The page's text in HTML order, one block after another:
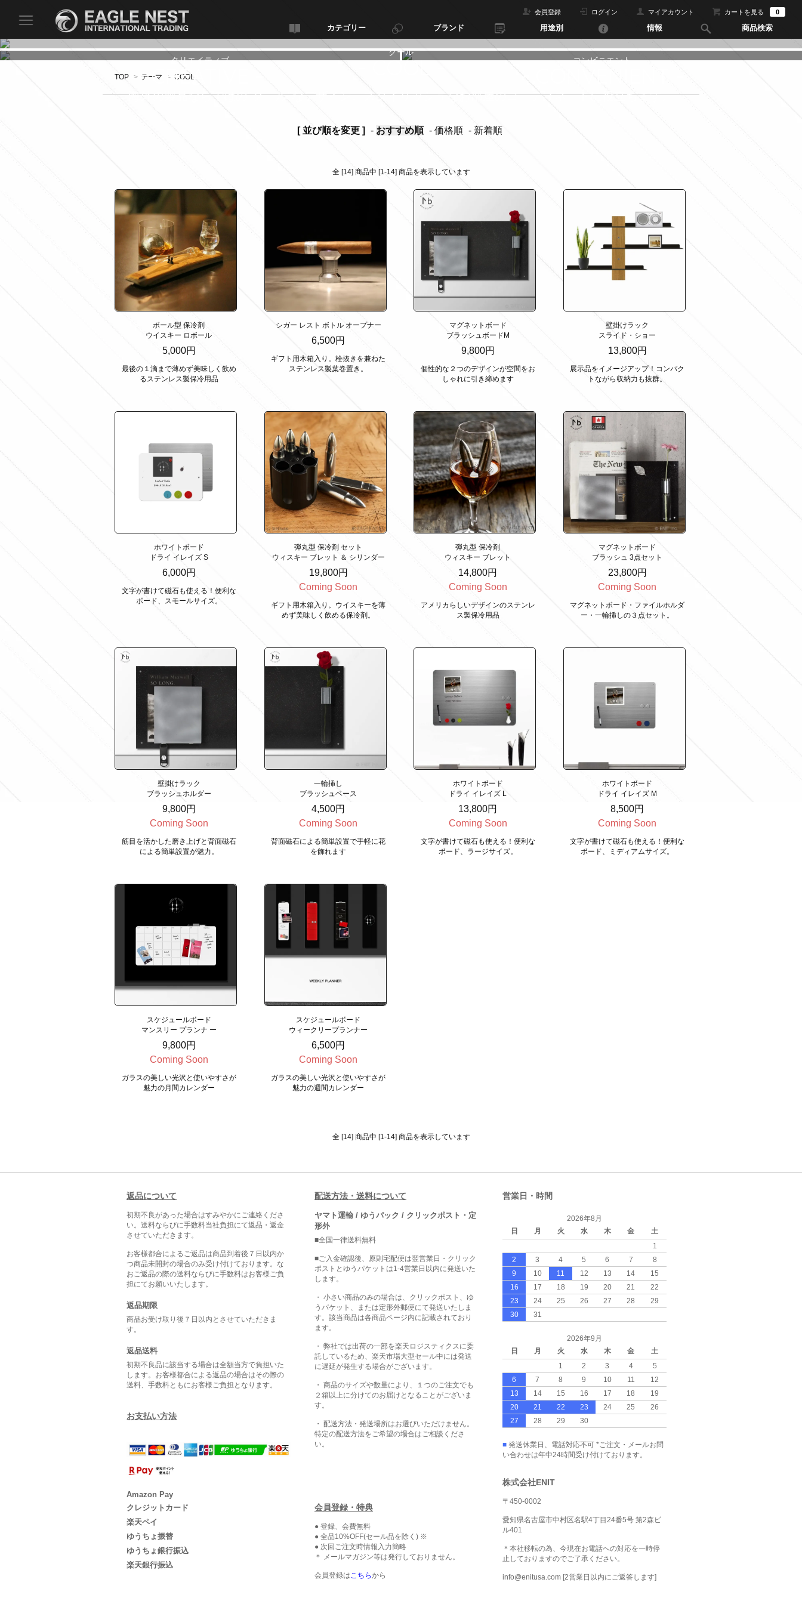
カートを見る 0
マイアカウント
ログイン
会員登録
商品検索
情報
用途別
ブランド
カテゴリー
クール
- COOL -
海外の製品ならではの"クール"なデザイン。スタイリッシュなお部屋のコーディネートに役立ちます。
クリエイティブ
- CREATIVE -
コンビニエント
TOP > テーマ > COOL
[ 並び順を変更 ] - おすすめ順 - 価格順 - 新着順
全 [14] 商品中 [1-14] 商品を表示しています
ボール型 保冷剤
ウイスキー ロボール
5,000円
最後の１滴まで薄めず美味しく飲め
るステンレス製保冷用品
シガー レスト ボトル オープナー
6,500円
ギフト用木箱入り。栓抜きを兼ねた
ステンレス製葉巻置き。
マグネットボード
ブラッシュボードM
9,800円
個性的な２つのデザインが空間をお
しゃれに引き締めます
壁掛けラック
スライド・ショー
13,800円
展示品をイメージアップ！コンパク
トながら収納力も抜群。
ホワイトボード
ドライ イレイズ S
6,000円
文字が書けて磁石も使える！便利な
ボード、スモールサイズ。
弾丸型 保冷剤 セット
ウィスキー ブレット ＆ シリンダー
19,800円
Coming Soon
ギフト用木箱入り。ウイスキーを薄
めず美味しく飲める保冷剤。
弾丸型 保冷剤
ウィスキー ブレット
14,800円
Coming Soon
アメリカらしいデザインのステンレ
ス製保冷用品
マグネットボード
ブラッシュ 3点セット
23,800円
Coming Soon
マグネットボード・ファイルホルダ
ー・一輪挿しの３点セット。
壁掛けラック
ブラッシュホルダー
9,800円
Coming Soon
筋目を活かした磨き上げと背面磁石
による簡単設置が魅力。
一輪挿し
ブラッシュベース
4,500円
Coming Soon
背面磁石による簡単設置で手軽に花
を飾れます
ホワイトボード
ドライ イレイズ L
13,800円
Coming Soon
文字が書けて磁石も使える！便利な
ボード、ラージサイズ。
ホワイトボード
ドライ イレイズ M
8,500円
Coming Soon
文字が書けて磁石も使える！便利な
ボード、ミディアムサイズ。
スケジュールボード
マンスリー プランナ ー
9,800円
Coming Soon
ガラスの美しい光沢と使いやすさが
魅力の月間カレンダー
スケジュールボード
ウィークリープランナー
6,500円
Coming Soon
ガラスの美しい光沢と使いやすさが
魅力の週間カレンダー
全 [14] 商品中 [1-14] 商品を表示しています
返品について
初期不良があった場合はすみやかにご連絡くださ
い。送料ならびに手数料当社負担にて返品・返金
させていただきます。
お客様都合によるご返品は商品到着後７日以内か
つ商品未開封の場合のみ受け付けております。な
おご返品の際の送料ならびに手数料はお客様ご負
担にてお願いいたします。
返品期限
商品お受け取り後７日以内とさせていただきま
す。
返品送料
初期不良品に該当する場合は全額当方で負担いた
します。お客様都合による返品の場合はその際の
送料、手数料ともにお客様ご負担となります。
お支払い方法
Amazon Pay
クレジットカード
楽天ペイ
ゆうちょ振替
ゆうちょ銀行振込
楽天銀行振込
配送方法・送料について
ヤマト運輸 / ゆうパック / クリックポスト・定
形外
■全国一律送料無料
■ご入金確認後、原則宅配便は翌営業日・クリック
ポストとゆうパケットは1-4営業日以内に発送いた
します。
・ 小さい商品のみの場合は、クリックポスト、ゆ
うパケット、または定形外郵便にて発送いたしま
す。該当商品は各商品ページ内に記載されており
ます。
・ 弊社では出荷の一部を楽天ロジスティクスに委
託しているため、楽天市場大型セール中には発送
に遅延が発生する場合がございます。
・ 商品のサイズや数量により、１つのご注文でも
２箱以上に分けてのお届けとなることがございま
す。
・ 配送方法・発送場所はお選びいただけません。
特定の配送方法をご希望の場合はご相談くださ
い。
会員登録・特典
● 登録、会費無料
● 全品10%OFF(セール品を除く) ※
● 次回ご注文時情報入力簡略
＊ メールマガジン等は発行しておりません。
会員登録はこちらから
営業日・時間
2026年8月
日
月 火 水 木 金
土
1
2
3 4 5 6 7
8
9
10 11 12 13 14
15
16
17 18 19 20 21
22
23
24 25 26 27 28
29
30
31
2026年9月
日
月 火 水 木 金
土
1
2 3 4
5
6
7 8 9 10 11
12
13
14 15 16 17 18
19
20
21 22 23 24 25
26
27
28 29 30
■ 発送休業日、電話対応不可 *ご注文・メールお問
い合わせは年中24時間受け付けております。
株式会社ENIT
〒450-0002
愛知県名古屋市中村区名駅4丁目24番5号 第2森ビ
ル401
＊本社移転の為、今現在お電話への対応を一時停
止しておりますのでご了承ください。
info@enitusa.com [2営業日以内にご返答します]